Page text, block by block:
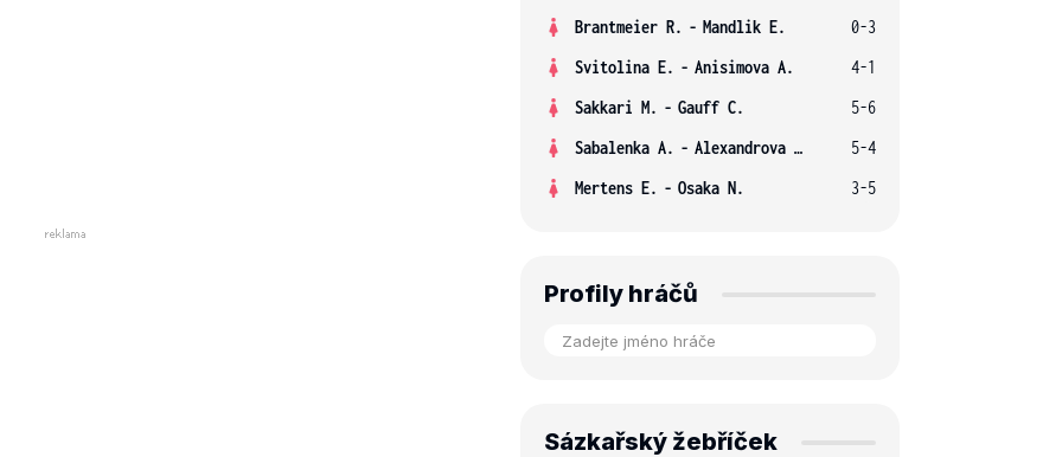
Brantmeier R. - Mandlik E.
0-3
Svitolina E. - Anisimova A.
4-1
Sakkari M. - Gauff C.
5-6
Sabalenka A. - Alexandrova E.
5-4
Mertens E. - Osaka N. 3-5
Profily hráčů
Sázkařský žebříček